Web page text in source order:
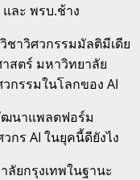
ละ พรบ.ช้าง
าวิศวกรรมมัลติมีเดีย
สตร์ มหาวิทยาลัย
กรรมในโลกของ AI
ฒนาแพลตฟอร์ม
กร AI ในยุคนี้ดียังไง
ยกรุงเทพในฐานะ